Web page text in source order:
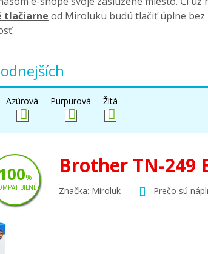
tlačiarne od Miroluku budú tlačiť úplne
Azúrová Purpurová Žltá
Brother TN-249
Značka: Miroluk Prečo sú
100%